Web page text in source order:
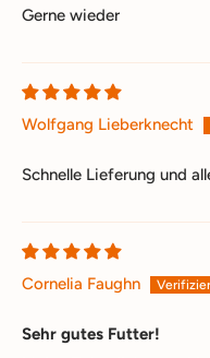
Gerne wieder
Wolfgang Lieberknecht
Schnelle Lieferung und
Cornelia Faughn
Sehr gutes Futter!